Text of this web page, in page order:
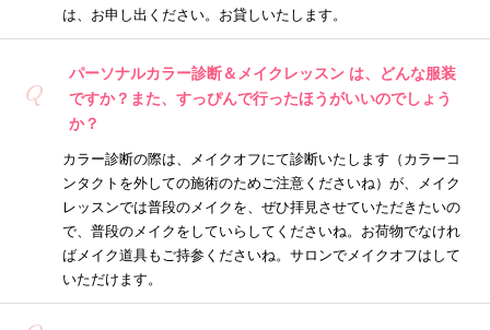
は、お申し出ください。お貸しいたします。
Q
パーソナルカラー診断＆メイクレッスン は、どんな服装
ですか？また、すっぴんで行ったほうがいいのでしょう
か？
カラー診断の際は、メイクオフにて診断いたします（カラーコ
ンタクトを外しての施術のためご注意くださいね）が、メイク
レッスンでは普段のメイクを、ぜひ拝見させていただきたいの
で、普段のメイクをしていらしてくださいね。お荷物でなけれ
ばメイク道具もご持参くださいね。サロンでメイクオフはして
いただけます。